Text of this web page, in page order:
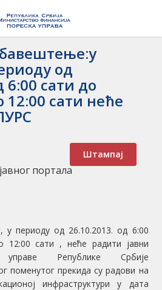
од
6:00 сати до
12:00 сати неће
Штампај
портала
периоду од 26.10.2013. од 6:00
12:00 сати , неће радити јавни
Републике Србије
поменутог прекида су радови на
инфраструктури у дата